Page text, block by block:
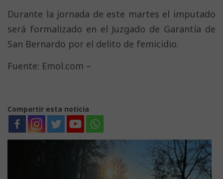
Durante la jornada de este martes el imputado
será formalizado en el Juzgado de Garantía de
San Bernardo por el delito de femicidio.
Fuente: Emol.com –
Compartir esta noticia